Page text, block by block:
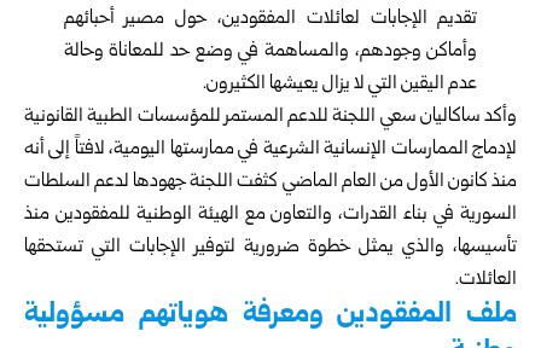
تقديم الإجابات لعائلات المفقودين، حول مصير أحبائهم
وأماكن وجودهم، والمساهمة في وضع حد للمعاناة وحالة
عدم اليقين التي لا يزال يعيشها الكثيرون.
وأكد ساكاليان سعي اللجنة للدعم المستمر للمؤسسات الطبية القانونية
لإدماج الممارسات الإنسانية الشرعية في ممارستها اليومية، لافتاً إلى أنه
منذ كانون الأول من العام الماضي كثفت اللجنة جهودها لدعم السلطات
السورية في بناء القدرات، والتعاون مع الهيئة الوطنية للمفقودين منذ
تأسيسها، والذي يمثل خطوة ضرورية لتوفير الإجابات التي تستحقها
العائلات.
ملف المفقودين ومعرفة هوياتهم مسؤولية